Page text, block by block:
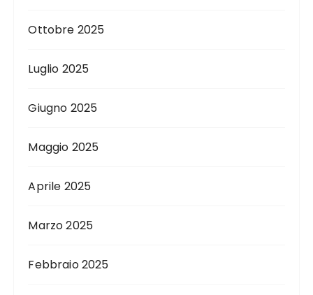
Ottobre 2025
Luglio 2025
Giugno 2025
Maggio 2025
Aprile 2025
Marzo 2025
Febbraio 2025